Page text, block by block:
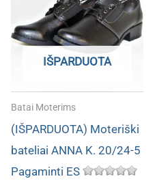
IŠPARDUOTA
Batai Moterims
(IŠPARDUOTA) Moteriški
bateliai ANNA K. 20/24-5
Pagaminti ES